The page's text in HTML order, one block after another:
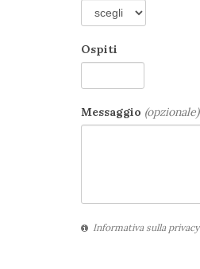
Ospiti
Messaggio (opzionale)
Informativa sulla privacy